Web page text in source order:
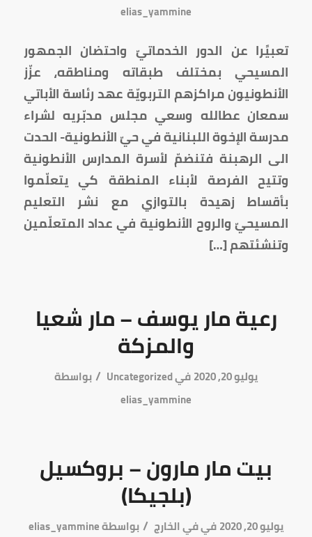
elias_yammine
تعبيًرا عن الدور الخدماتيّ واحتضان الجمهور
المسيحي بمختلف طبقاته ومناطقه، عزّز
الأنطونيون مراكزهم التربويّة عهد رئاسة الأباتي
سمعان عطالله وسعي مجلس مدبّريه لشراء
مدرسة الإخوة اللبنانية في حيّ الأنطونية- الحدت
الى الرهبنة فتنضمّ لأسرة المدارس الأنطونية
وتتيح الفرصة لأبناء المنطقة كي يتعلّموا
بأقساط زهيدة بالتوازي مع نشر التعليم
المسيحيّ والروح الأنطونية في عداد المتعلّمين
وتنشئتهم […]
رعية مار يوسف – مار شعيا
والمزكة
يوليو 20, 2020 فيUncategorized
/بواسطة
elias_yammine
بيت مار مارون – بروكسيل
(بلجيكا)
يوليو 20, 2020 فيفي الخارج /بواسطةelias_yammine